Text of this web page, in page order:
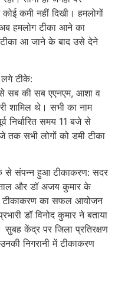
कोई कमी नहीं दिखी। हमलोगों
हमलोग टीका आने का
टीका आ जाने के बाद उसे देने
लगे टीके:
से सब की सब एएनएम, आशा व
शामिल थे। सभी का नाम
निर्धारित समय 11 बजे से
सभी लोगों को डमी टीका
से संपन्न हुआ टीकाकरण: सदर
और डॉ अजय कुमार के
टीकाकरण का सफल आयोजन
डॉ विनोद कुमार ने बताया
केंद्र पर जिला प्रतिरक्षण
निगरानी में टीकाकरण